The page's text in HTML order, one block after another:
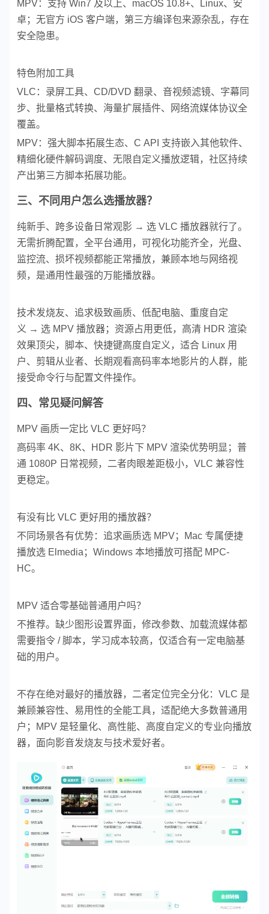
MPV：支持 Win7 及以上、macOS 10.8+、Linux、安
卓；无官方 iOS 客户端，第三方编译包来源杂乱，存在
安全隐患。
特色附加工具
VLC：录屏工具、CD/DVD 翻录、音视频滤镜、字幕同
步、批量格式转换、海量扩展插件、网络流媒体协议全
覆盖。
MPV：强大脚本拓展生态、C API 支持嵌入其他软件、
精细化硬件解码调度、无限自定义播放逻辑，社区持续
产出第三方脚本拓展功能。
三、不同用户怎么选播放器？
纯新手、跨多设备日常观影 → 选 VLC 播放器就行了。
无需折腾配置，全平台通用，可视化功能齐全，光盘、
监控流、损坏视频都能正常播放，兼顾本地与网络视
频，是通用性最强的万能播放器。
技术发烧友、追求极致画质、低配电脑、重度自定
义 → 选 MPV 播放器； 资源占用更低，高清 HDR 渲染
效果顶尖，脚本、快捷键高度自定义，适合 Linux 用
户、剪辑从业者、长期观看高码率本地影片的人群，能
接受命令行与配置文件操作。
四、常见疑问解答
MPV 画质一定比 VLC 更好吗？
高码率 4K、8K、HDR 影片下 MPV 渲染优势明显；普
通 1080P 日常视频，二者肉眼差距极小，VLC 兼容性
更稳定。
有没有比 VLC 更好用的播放器？
不同场景各有优势：追求画质选 MPV；Mac 专属便捷
播放选 Elmedia；Windows 本地播放可搭配 MPC-
HC。
MPV 适合零基础普通用户吗？
不推荐。缺少图形设置界面，修改参数、加载流媒体都
需要指令 / 脚本，学习成本较高，仅适合有一定电脑基
础的用户。
不存在绝对最好的播放器，二者定位完全分化：VLC 是
兼顾兼容性、易用性的全能工具，适配绝大多数普通用
户；MPV 是轻量化、高性能、高度自定义的专业向播放
器，面向影音发烧友与技术爱好者。